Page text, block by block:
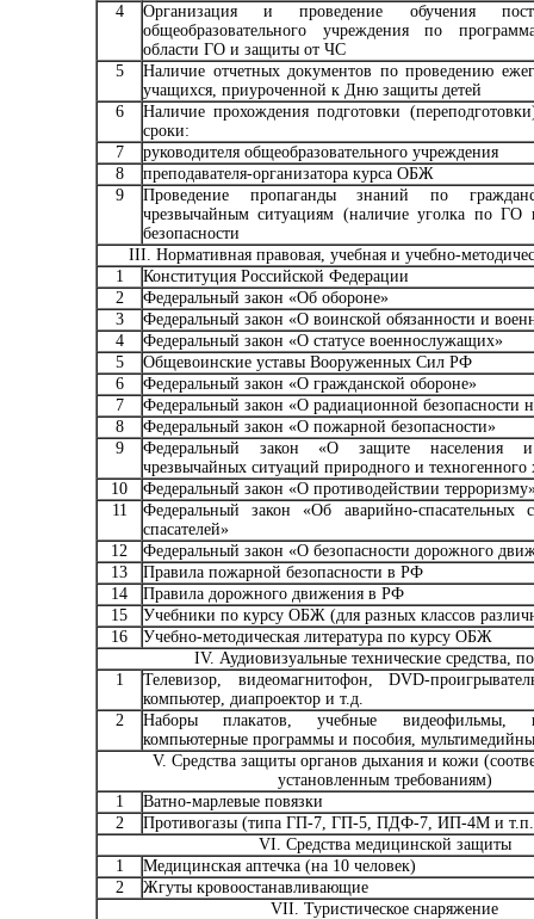
4
Организация и проведение обучения
общеобразовательного учреждения по
области ГО и защиты от ЧС
5
Наличие отчетных документов по проведению
учащихся, приуроченной к Дню защиты детей
6
Наличие прохождения подготовки
сроки:
7
руководителя общеобразовательного учреждения
8
преподавателя-организатора курса ОБЖ
9
Проведение пропаганды знаний по
чрезвычайным ситуациям (наличие уголка по
безопасности
III. Нормативная правовая, учебная и учебно-
1
Конституция Российской Федерации
2
Федеральный закон «Об обороне»
3
Федеральный закон «О воинской обязанности и
4
Федеральный закон «О статусе военнослужащих»
5
Общевоинские уставы Вооруженных Сил РФ
6
Федеральный закон «О гражданской обороне»
7
Федеральный закон «О радиационной безопасности
8
Федеральный закон «О пожарной безопасности»
9
Федеральный закон «О защите населения
чрезвычайных ситуаций природного и техногенного
10
Федеральный закон «О противодействии
11
Федеральный закон «Об аварийно-спасательных
спасателей»
12
Федеральный закон «О безопасности дорожного
13
Правила пожарной безопасности в РФ
14
Правила дорожного движения в РФ
15
Учебники по курсу ОБЖ (для разных классов
16
Учебно-методическая литература по курсу ОБЖ
IV. Аудиовизуальные технические средства,
1
Телевизор, видеомагнитофон, DVD-
компьютер, диапроектор и т.д.
2
Наборы плакатов, учебные видеофильмы,
компьютерные программы и пособия,
V. Средства защиты органов дыхания и кожи
установленным требованиям)
1
Ватно-марлевые повязки
2
Противогазы (типа ГП-7, ГП-5, ПДФ-7, ИП-4М и
VI. Средства медицинской защиты
1
Медицинская аптечка (на 10 человек)
2
Жгуты кровоостанавливающие
VII. Туристическое снаряжение